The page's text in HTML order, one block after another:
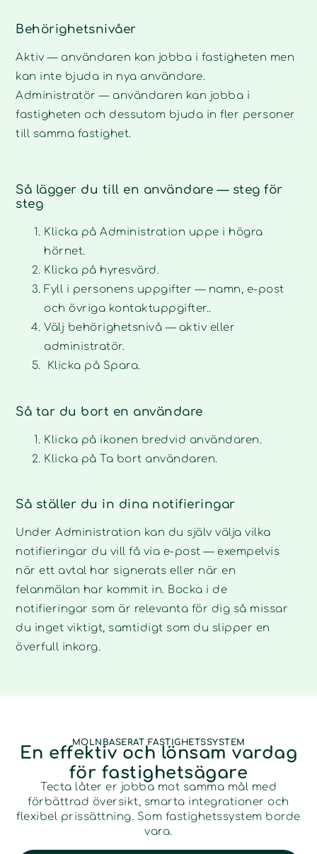
Behörighetsnivåer
Aktiv — användaren kan jobba i fastigheten men
kan inte bjuda in nya användare.
Administratör — användaren kan jobba i
fastigheten och dessutom bjuda in fler personer
till samma fastighet.
Så lägger du till en användare — steg för
steg
Klicka på Administration uppe i högra
hörnet.
Klicka på hyresvärd.
Fyll i personens uppgifter — namn, e-post
och övriga kontaktuppgifter..
Välj behörighetsnivå — aktiv eller
administratör.
Klicka på Spara.
Så tar du bort en användare
Klicka på ikonen bredvid användaren.
Klicka på Ta bort användaren.
Så ställer du in dina notifieringar
Under Administration kan du själv välja vilka
notifieringar du vill få via e-post — exempelvis
när ett avtal har signerats eller när en
felanmälan har kommit in. Bocka i de
notifieringar som är relevanta för dig så missar
du inget viktigt, samtidigt som du slipper en
överfull inkorg.
MOLNBASERAT FASTIGHETSSYSTEM
En effektiv och lönsam vardag
för fastighetsägare
Tecta låter er jobba mot samma mål med
förbättrad översikt, smarta integrationer och
flexibel prissättning. Som fastighetssystem borde
vara.